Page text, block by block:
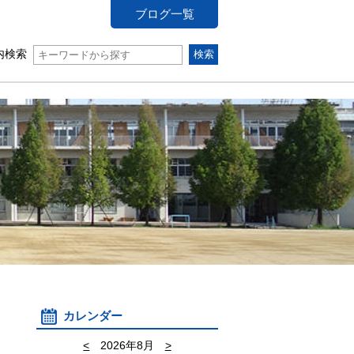
ブログ一覧
検索
カレンダー
< 2026年8月 >